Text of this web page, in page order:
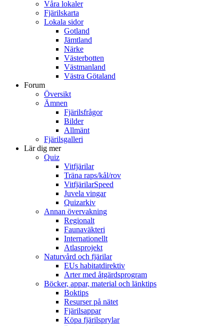
Våra lokaler
Fjärilskarta
Lokala sidor
Gotland
Jämtland
Närke
Västerbotten
Västmanland
Västra Götaland
Forum
Översikt
Ämnen
Fjärilsfrågor
Bilder
Allmänt
Fjärilsgalleri
Lär dig mer
Quiz
Vitfjärilar
Träna raps/kål/rov
VitfjärilarSpeed
Juvela vingar
Quizarkiv
Annan övervakning
Regionalt
Faunaväkteri
Internationellt
Atlasprojekt
Naturvård och fjärilar
EUs habitatdirektiv
Arter med åtgärdsprogram
Böcker, appar, material och länktips
Boktips
Resurser på nätet
Fjärilsappar
Köpa fjärilsprylar